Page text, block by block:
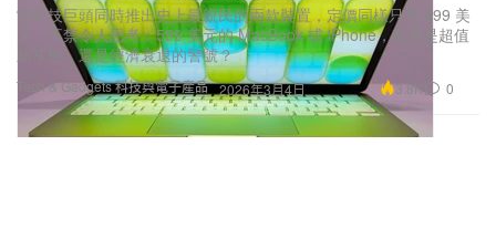
當科技巨頭同時推出史上最親民的兩款裝置，定價同樣只需 599 美
元，不禁令人思考：599 美元的 MacBook 或 iPhone，究竟是超值
新常態，還是經濟衰退的警號？
Tech & Gadgets 科技與電子產品 2026年3月4日 3.8K 0